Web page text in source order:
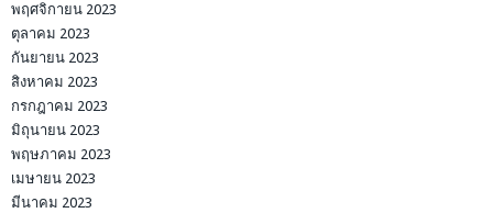
พฤศจิกายน 2023
ตุลาคม 2023
กันยายน 2023
สิงหาคม 2023
กรกฎาคม 2023
มิถุนายน 2023
พฤษภาคม 2023
เมษายน 2023
มีนาคม 2023